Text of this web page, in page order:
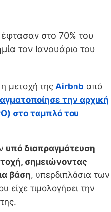
στο 70% του
τον Ιανουάριο του
μετοχή της Αirbnb από
την αρχική
στο ταμπλό του
υπό διαπραγμάτευση
σημειώνοντας
βάση, υπερδιπλάσια των
είχε τιμολογήσει την